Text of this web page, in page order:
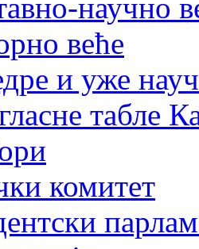
научно
веће
и уже
табле
комитет